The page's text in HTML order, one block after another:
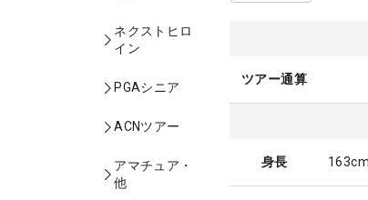
ネクストヒロ
イン
PGAシニア
ACNツアー
アマチュア・
他
ツアー通算
身長 163cm